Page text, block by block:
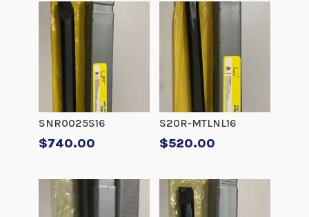
SNR0025S16
$740.00
S20R-MTLNL16
$520.00